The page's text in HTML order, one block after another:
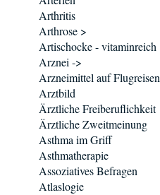
Arthritis
Arthrose >
Artischocke - vitaminreich
Arznei ->
Arzneimittel auf Flugreisen
Arztbild
Ärztliche Freiberuflichkeit
Ärztliche Zweitmeinung
Asthma im Griff
Asthmatherapie
Assoziatives Befragen
Atlaslogie